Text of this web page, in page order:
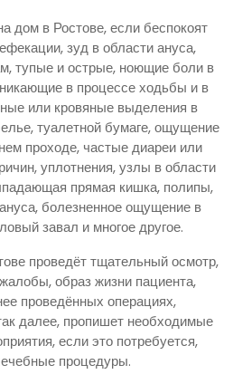
дом в Ростове, если беспокоят
зуд в области ануса,
тупые и острые, ноющие боли в
в процессе ходьбы и в
или кровяные выделения в
туалетной бумаге, ощущение
проходе, частые диареи или
уплотнения, узлы в области
прямая кишка, полипы,
болезненное ощущение в
завал и многое другое.
проведёт тщательный осмотр,
образ жизни пациента,
проведённых операциях,
далее, пропишет необходимые
если это потребуется,
процедуры.